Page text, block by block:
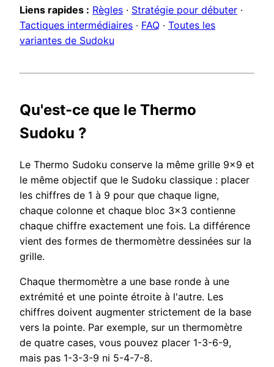
Liens rapides : Règles · Stratégie pour débuter ·
Tactiques intermédiaires · FAQ · Toutes les
variantes de Sudoku
Qu'est-ce que le Thermo
Sudoku ?
Le Thermo Sudoku conserve la même grille 9x9 et
le même objectif que le Sudoku classique : placer
les chiffres de 1 à 9 pour que chaque ligne,
chaque colonne et chaque bloc 3x3 contienne
chaque chiffre exactement une fois. La différence
vient des formes de thermomètre dessinées sur la
grille.
Chaque thermomètre a une base ronde à une
extrémité et une pointe étroite à l'autre. Les
chiffres doivent augmenter strictement de la base
vers la pointe. Par exemple, sur un thermomètre
de quatre cases, vous pouvez placer 1-3-6-9,
mais pas 1-3-3-9 ni 5-4-7-8.